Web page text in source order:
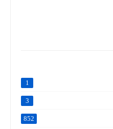
1
3
852